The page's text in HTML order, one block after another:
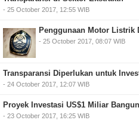
- 25 October 2017, 12:55 WIB
Penggunaan Motor Listrik
- 25 October 2017, 08:07 WIB
Transparansi Diperlukan untuk
- 24 October 2017, 12:07 WIB
Proyek Investasi US$1 Miliar
- 23 October 2017, 16:25 WIB